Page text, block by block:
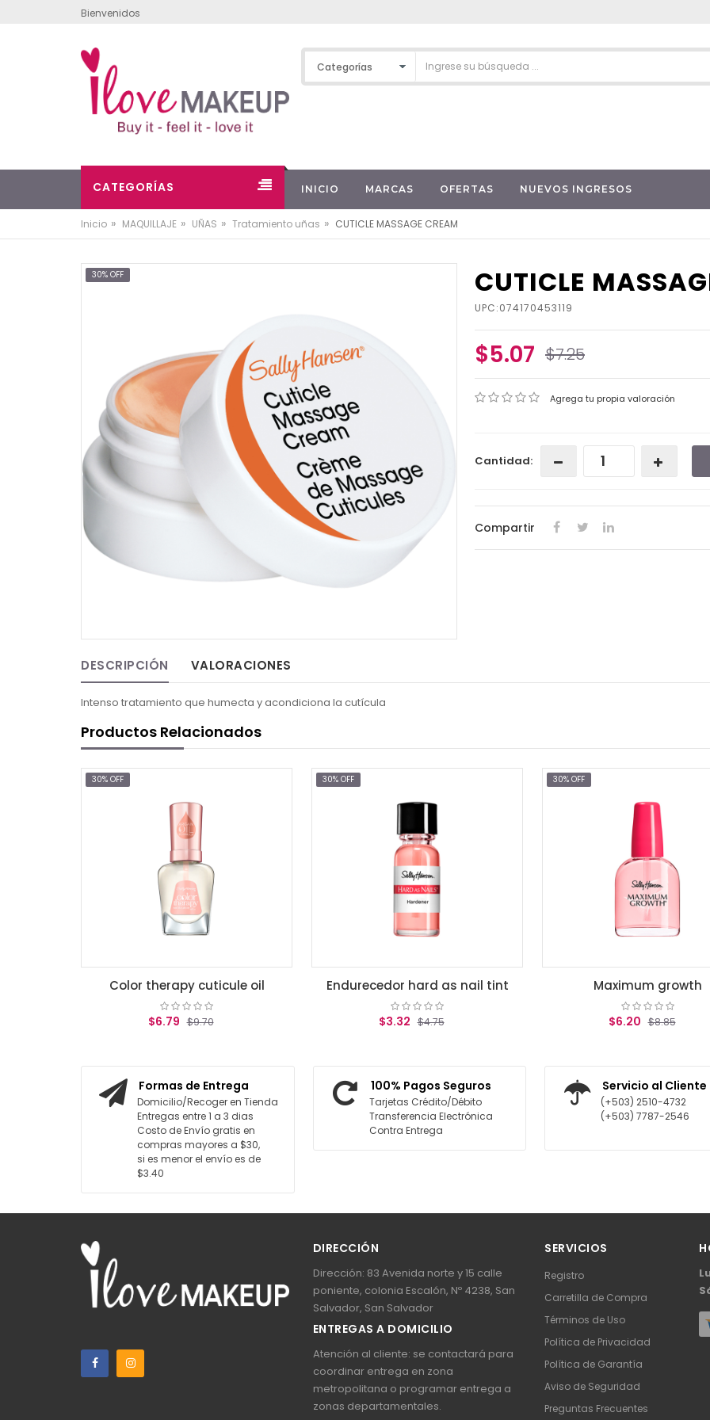
Bienvenidos
CATEGORÍAS INICIO MARCAS OFERTAS NUEVOS INGRESOS
Inicio » MAQUILLAJE » UÑAS » Tratamiento uñas » CUTICLE MASSAGE CREAM
30% OFF CUTICLE
UPC:074170453119
$5.07 $7.25
Agrega tu propia valoración
Cantidad:
Compartir
DESCRIPCIÓN VALORACIONES
Intenso tratamiento que humecta y acondiciona la cutícula
Productos Relacionados
Color therapy cuticule oil
$9.70
Endurecedor hard as nail tint
$4.75
Maximum growth
$8.85
Formas de Entrega
Domicilio/Recoger en Tienda
Entregas entre 1 a 3 dias
Costo de Envío gratis en
compras mayores a $30,
si es menor el envío es de
$3.40
100% Pagos Seguros
Tarjetas Crédito/Débito
Transferencia Electrónica
Contra Entrega
Servicio al Cliente
(+503) 2510-4732
(+503) 7787-2546
DIRECCIÓN
Dirección: 83 Avenida norte y 15 calle
poniente, colonia Escalón, Nº 4238, San
Salvador, San Salvador
ENTREGAS A DOMICILIO
Atención al cliente: se contactará para
coordinar entrega en zona
metropolitana o programar entrega a
zonas departamentales.
SERVICIOS
Registro
Carretilla de Compra
Términos de Uso
Política de Privacidad
Política de Garantía
Aviso de Seguridad
Preguntas Frecuentes